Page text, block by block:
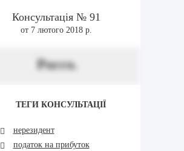
Консультація № 91
от 7 лютого 2018 р.
Porro.
ТЕГИ КОНСУЛЬТАЦІЇ
нерезидент
податок на прибуток